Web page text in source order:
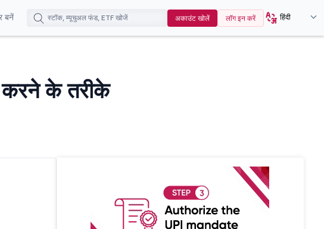
बनें अकाउंट खोलें लॉग इन करें हिंदी
करने के तरीके